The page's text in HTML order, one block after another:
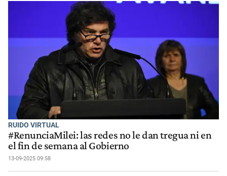
RUIDO VIRTUAL
#RenunciaMilei: las redes no le dan tregua ni en
el fin de semana al Gobierno
13-09-2025 09:58